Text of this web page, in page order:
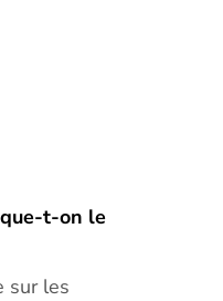
t-on le
sur les